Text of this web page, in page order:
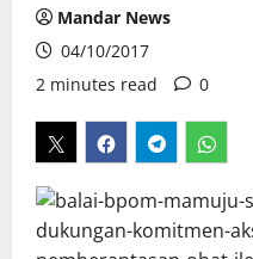
Mandar News
04/10/2017
2 minutes read
0